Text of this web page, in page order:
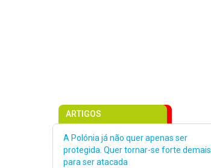
ARTIGOS
A Polónia já não quer apenas ser
protegida. Quer tornar-se forte demais
para ser atacada